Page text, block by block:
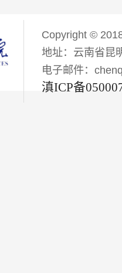
Copyright ©
地址：云南省昆
电子邮件：
滇ICP备